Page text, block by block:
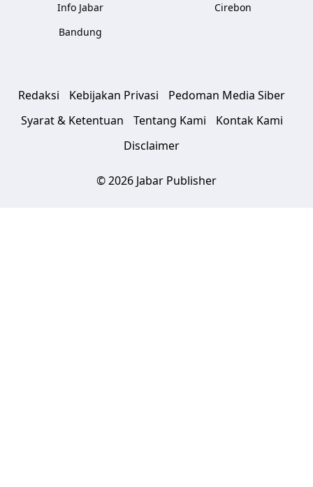
Info Jabar
Bandung
Cirebon
Redaksi Kebijakan Privasi
Pedoman Media Siber
Syarat & Ketentuan
Tentang Kami
Kontak Kami
Disclaimer
© 2026 Jabar Publisher